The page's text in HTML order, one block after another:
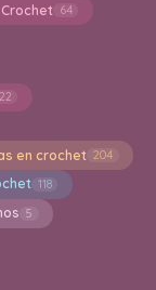
64
en crochet 204
118
5